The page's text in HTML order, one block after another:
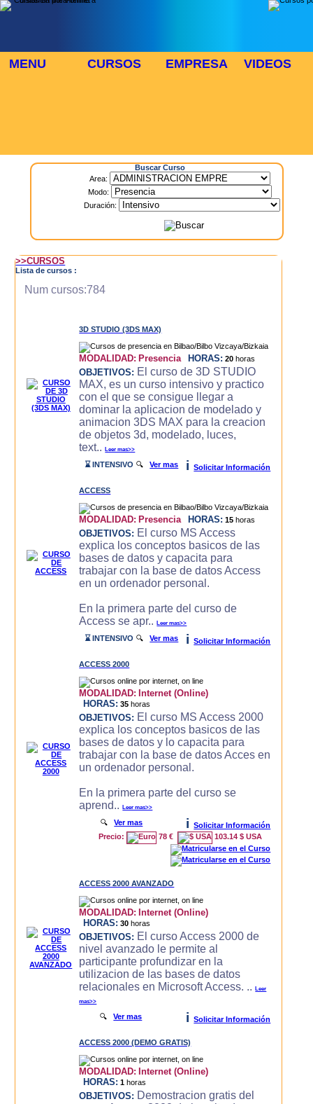
MENU CURSOS EMPRESA VIDEOS
Buscar Curso
Area:
Modo:
Duración:
>>CURSOS
Lista de cursos :
Num cursos:784
3D STUDIO (3DS MAX)
MODALIDAD: Presencia HORAS: 20 horas
OBJETIVOS: El curso de 3D STUDIO
MAX, es un curso intensivo y practico
con el que se consigue llegar a
dominar la aplicacion de modelado y
animacion 3DS MAX para la creacion
de objetos 3d, modelado, luces,
text..Leer mas>>
⌛ INTENSIVO 🔍Ver mas i Solicitar Información
ACCESS
MODALIDAD: Presencia HORAS: 15 horas
OBJETIVOS: El curso MS Access
explica los conceptos basicos de las
bases de datos y capacita para
trabajar con la base de datos Access
en un ordenador personal.
En la primera parte del curso de
Access se apr..Leer mas>>
⌛ INTENSIVO 🔍Ver mas i Solicitar Información
ACCESS 2000
MODALIDAD: Internet (Online)
HORAS: 35 horas
OBJETIVOS: El curso MS Access 2000
explica los conceptos basicos de las
bases de datos y lo capacita para
trabajar con la base de datos Acces en
un ordenador personal.
En la primera parte del curso se
aprend..Leer mas>>
🔍Ver mas i
Solicitar Información
Precio:
78 € 103.14 $ USA
ACCESS 2000 AVANZADO
MODALIDAD: Internet (Online)
HORAS: 30 horas
OBJETIVOS: El curso Access 2000 de
nivel avanzado le permite al
participante profundizar en la
utilizacion de las bases de datos
relacionales en Microsoft Access. ..Leer
mas>>
🔍Ver mas i Solicitar Información
ACCESS 2000 (DEMO GRATIS)
MODALIDAD: Internet (Online)
HORAS: 1 horas
OBJETIVOS: Demostracion gratis del